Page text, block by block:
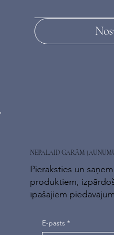
NEPALAID GARĀM
Pieraksties un
produktiem,
īpašajiem
E-pasts *